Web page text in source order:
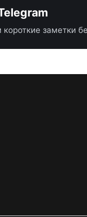
заметки